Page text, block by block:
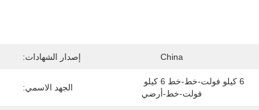
China إصدار الشهادات:
فولت-خط-أرضي
الجهد الاسمي: